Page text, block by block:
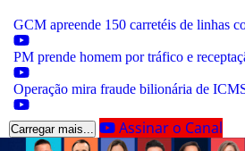
GCM apreende 150 carretéis de linhas
PM prende homem por tráfico e
Operação mira fraude bilionária de
Carregar mais... Assinar o Canal